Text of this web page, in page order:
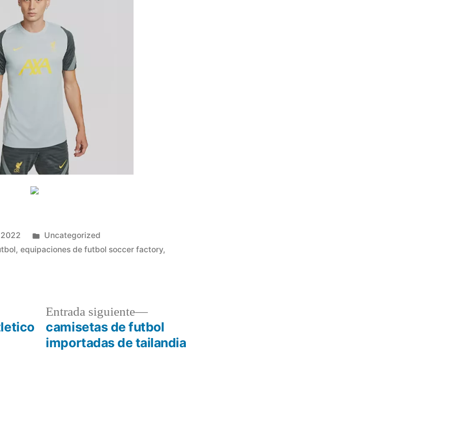
Publicado
en
Uncategorized
,equipaciones de futbol soccer factory,
Entrada siguiente
Entrada
siguiente:
camisetas de futbol
importadas de tailandia